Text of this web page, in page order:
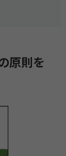
原則を